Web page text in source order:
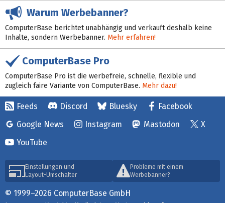
Warum Werbebanner?
ComputerBase berichtet unabhängig und verkauft deshalb keine
Inhalte, sondern Werbebanner. Mehr erfahren!
ComputerBase Pro
ComputerBase Pro ist die werbefreie, schnelle, flexible und
zugleich faire Variante von ComputerBase. Mehr dazu!
Feeds Discord Bluesky
Facebook
Google News
Instagram Mastodon
X
YouTube
Einstellungen und
Layout-Umschalter
Probleme mit einem
Werbebanner?
© 1999–2026 ComputerBase GmbH